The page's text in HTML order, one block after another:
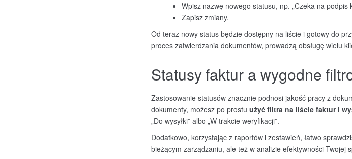
Wpisz nazwę nowego statusu, np. „Czeka na podpis
Zapisz zmiany.
Od teraz nowy status będzie dostępny na liście i gotowy do
proces zatwierdzania dokumentów, prowadzą obsługę wielu
Statusy faktur a wygodne
Zastosowanie statusów znacznie podnosi jakość pracy z
dokumenty, możesz po prostu użyć filtra na liście faktur i
„Do wysyłki” albo „W trakcie weryfikacji”.
Dodatkowo, korzystając z raportów i zestawień, łatwo
bieżącym zarządzaniu, ale też w analizie efektywności Twojej